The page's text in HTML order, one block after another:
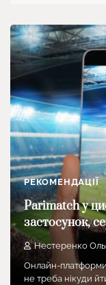
РЕКОМЕНДАЦІЇ
Parimatch у
застосунок,
Нестеренко
Онлайн-платформи
не треба нікуди